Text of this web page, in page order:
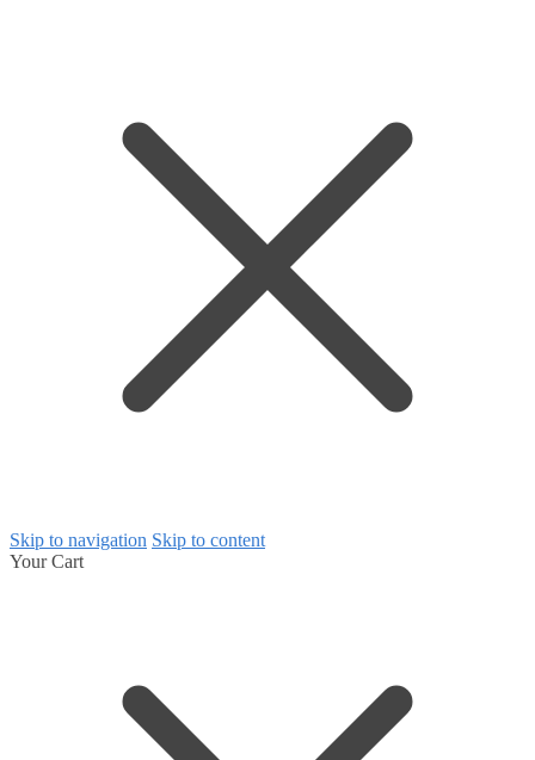
Skip to navigation Skip to content
Your Cart